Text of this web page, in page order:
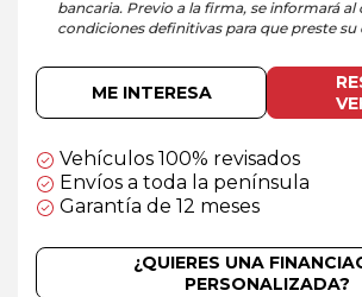
bancaria. Previo a la firma, se informará al
condiciones definitivas para que preste
ME INTERESA
Vehículos 100% revisados
Envíos a toda la península
Garantía de 12 meses
¿QUIERES UNA
PERSONALIZADA?